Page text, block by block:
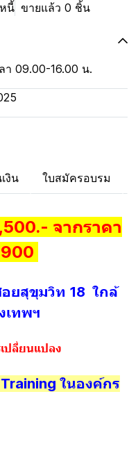
นี้ ขายแล้ว 0 ชิ้น
า 09.00-16.00 น.
งิน ใบสมัครอบรม
จากราคา
ยสุขุมวิท 18 ใกล้
เทพฯ
ปลี่ยนแปลง
ในองค์กร